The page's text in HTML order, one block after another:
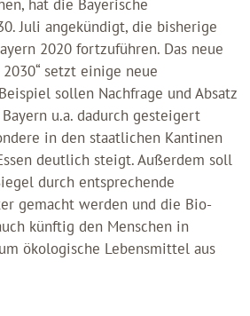
hat die Bayerische
Juli angekündigt, die bisherige
2020 fortzuführen. Das neue
setzt einige neue
sollen Nachfrage und Absatz
u.a. dadurch gesteigert
in den staatlichen Kantinen
deutlich steigt. Außerdem soll
durch entsprechende
gemacht werden und die Bio-
künftig den Menschen in
ökologische Lebensmittel aus